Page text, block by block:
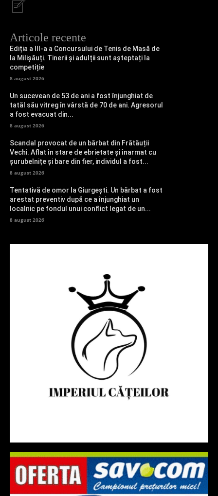
Articole recente
Ediția a III-a a Concursului de Tenis de Masă de
la Milișăuți. Tinerii și adulții sunt așteptați la
competiție
8 august 2026
Un sucevean de 53 de ani a fost înjunghiat de
tatăl său vitreg în vârstă de 70 de ani. Agresorul
a fost evacuat din...
8 august 2026
Scandal provocat de un bărbat din Frătăuții
Vechi. Aflat în stare de ebrietate și înarmat cu
șurubelnițe și bare din fier, individul a fost...
8 august 2026
Tentativă de omor la Giurgești. Un bărbat a fost
arestat preventiv după ce a înjunghiat un
localnic pe fondul unui conflict legat de un...
8 august 2026